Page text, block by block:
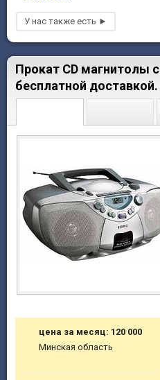
Прокат СD магнитолы с
бесплатной доставкой.
цена за месяц: 120 000
Минская область